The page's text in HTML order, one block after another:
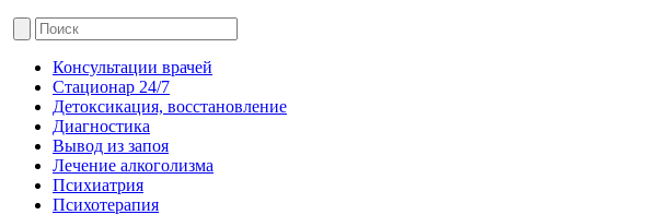
Консультации врачей
Стационар 24/7
Детоксикация, восстановление
Диагностика
Вывод из запоя
Лечение алкоголизма
Психиатрия
Психотерапия